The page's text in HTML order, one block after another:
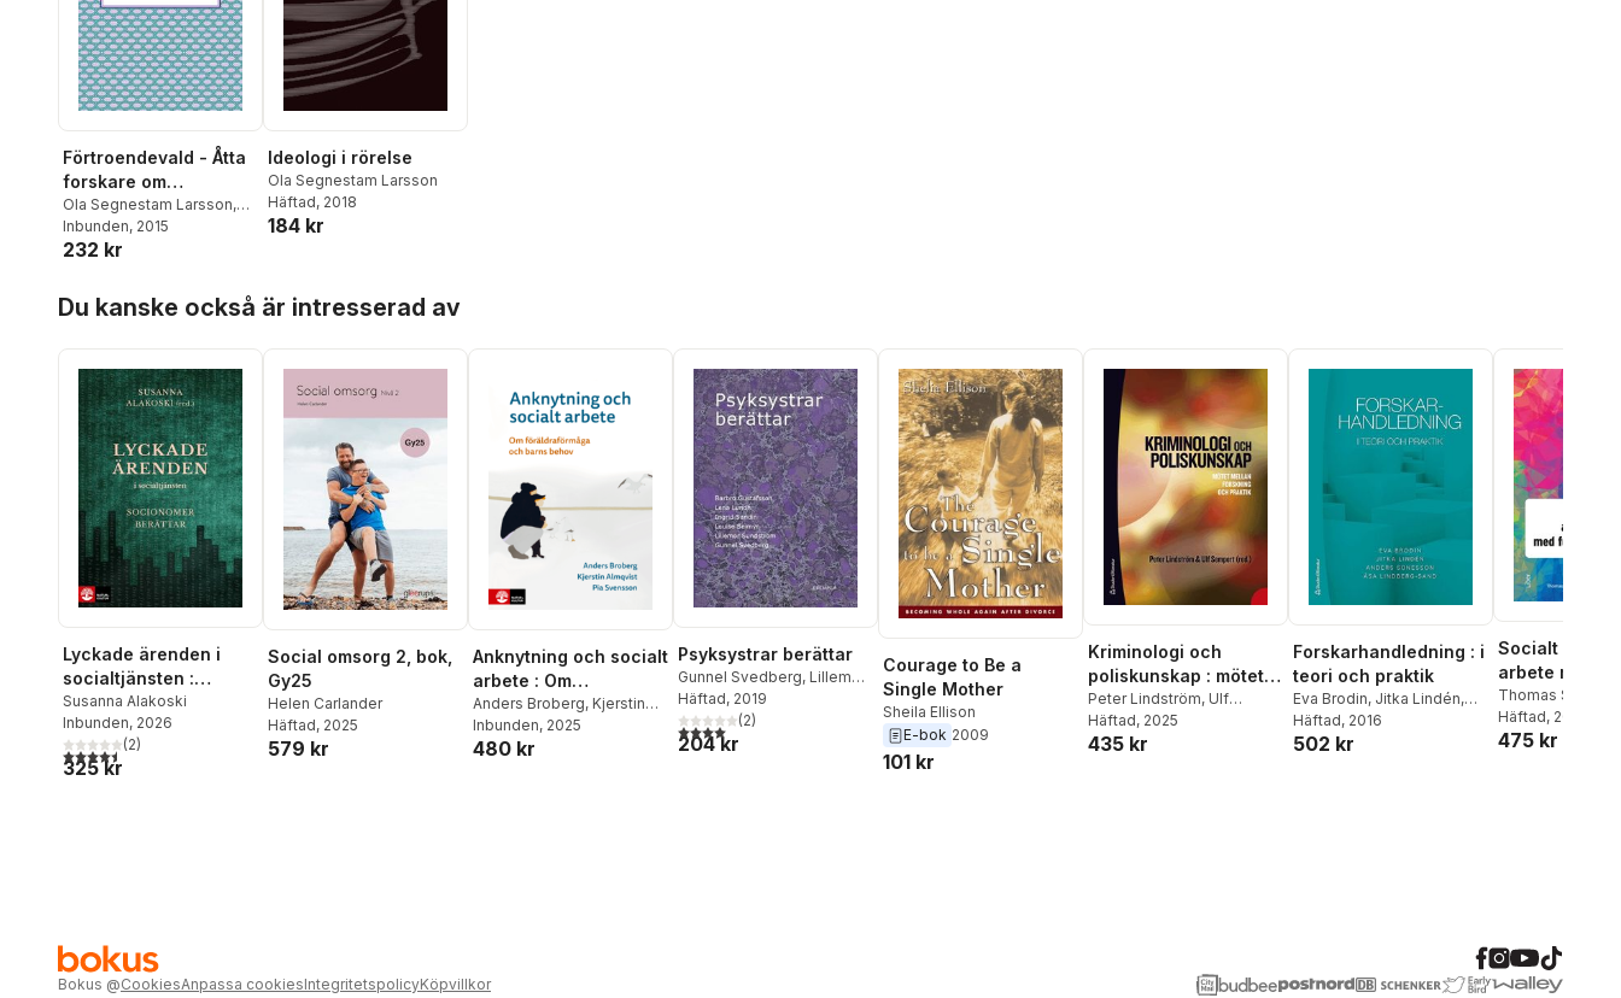
Förtroendevald - Åtta
forskare om
möjligheter och
utmaningar för
förtroendevalda i
Ola Segnestam Larsson,
Jenny Madestam
Inbunden, 2015
232 kr
Ideologi i rörelse
Ola Segnestam Larsson
Häftad, 2018
184 kr
Du kanske också är intresserad av
Lyckade ärenden i
socialtjänsten :
socionomer berättar
Susanna Alakoski
Inbunden, 2026
4,5utav 5 stjärnor. Totalt antal röster:
(2)
325 kr
Social omsorg 2, bok,
Gy25
Helen Carlander
Häftad, 2025
579 kr
Anknytning och socialt
arbete : Om
föräldraförmåga och
barns behov
Anders Broberg, Kjerstin
Almqvist,Pia Svensson
Inbunden, 2025
480 kr
Psyksystrar berättar
Gunnel Svedberg, Lillemor
Sundström,Louise Seimyr
Ingrid Sandin
Barbro Gustafsson
Häftad, 2019
4,0utav 5 stjärnor. Totalt antal röster:
(2)
204 kr
Courage to Be a
Single Mother
Sheila Ellison
E-bok 2009
101 kr
Kriminologi och
poliskunskap : mötet
mellan forskning och
praktik
Peter Lindström, Ulf
Sempert,Nina Axnäs
Martin Bergqvist
Häftad, 2025
435 kr
Forskarhandledning : i
teori och praktik
Eva Brodin, Jitka Lindén,
Anders Sonesson
Lindberg-Sand
Häftad, 2016
502 kr
Socialt och
arbete med
med
Thomas
Matérne,
Häftad, 2024
475 kr
Bokus @CookiesAnpassa cookiesIntegritetspolicyKöpvillkor